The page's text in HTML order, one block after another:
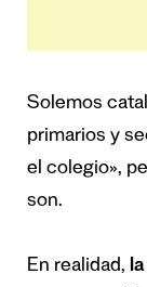
Solemos
primarios y
el colegio»,
son.
En realidad,